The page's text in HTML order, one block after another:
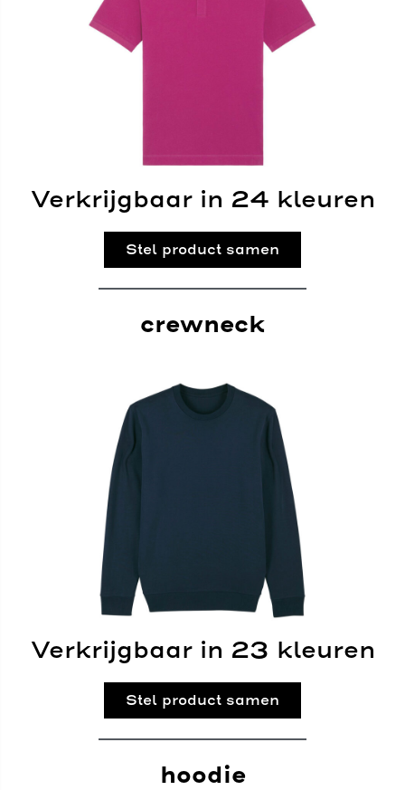
Verkrijgbaar in 24 kleuren
Stel product samen
crewneck
Verkrijgbaar in 23 kleuren
Stel product samen
hoodie